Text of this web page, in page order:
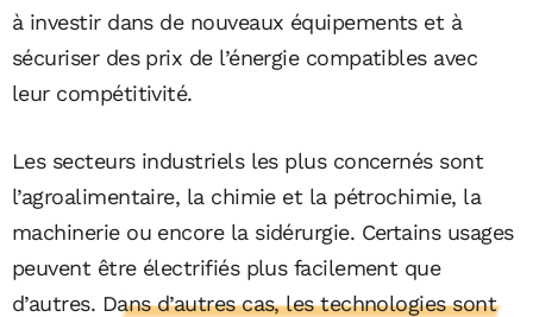
à investir dans de nouveaux équipements et à
sécuriser des prix de l’énergie compatibles avec
leur compétitivité.
Les secteurs industriels les plus concernés sont
l’agroalimentaire, la chimie et la pétrochimie, la
machinerie ou encore la sidérurgie. Certains usages
peuvent être électrifiés plus facilement que
d’autres. Dans d’autres cas, les technologies sont